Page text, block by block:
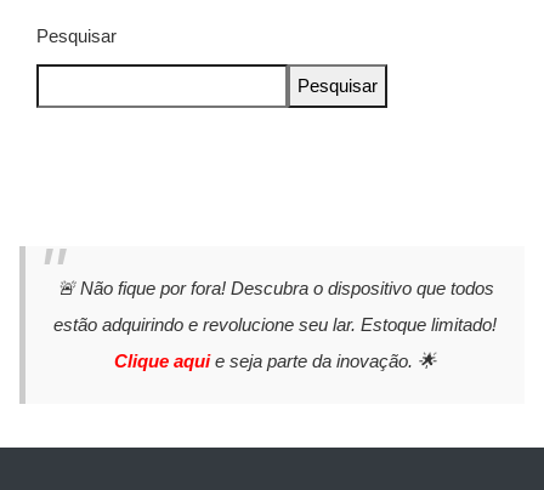
Pesquisar
Pesquisar
🚨 Não fique por fora! Descubra o dispositivo que todos
estão adquirindo e revolucione seu lar. Estoque limitado!
Clique aquie seja parte da inovação. 🌟